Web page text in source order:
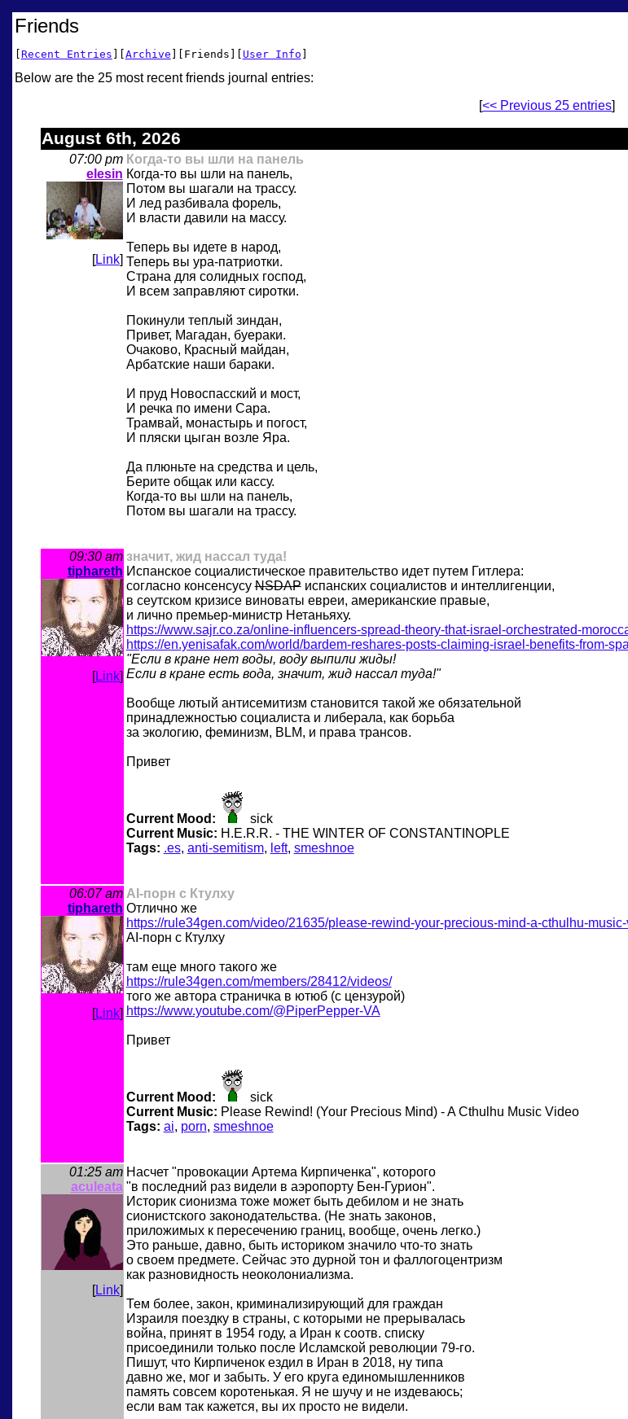
Friends
[Recent Entries ][Archive ][Friends][ User Info ]
Below are the 25 most recent friends journal entries:
[<< Previous 25 entries]
August 6th, 2026
07:00 pm
elesin
[Link]
Когда-то вы шли на панель
Когда-то вы шли на панель,
Потом вы шагали на трассу.
И лед разбивала форель,
И власти давили на массу.
Теперь вы идете в народ,
Теперь вы ура-патриотки.
Страна для солидных господ,
И всем заправляют сиротки.
Покинули теплый зиндан,
Привет, Магадан, буераки.
Очаково, Красный майдан,
Арбатские наши бараки.
И пруд Новоспасский и мост,
И речка по имени Сара.
Трамвай, монастырь и погост,
И пляски цыган возле Яра.
Да плюньте на средства и цель,
Берите общак или кассу.
Когда-то вы шли на панель,
Потом вы шагали на трассу.
09:30 am
tiphareth
[Link]
значит, жид нассал туда!
Испанское социалистическое правительство идeт путем Гитлера:
согласно консенсусуNSDAPиспанских социалистов и интеллигенции,
в сеутском кризисе виноваты евреи, американские правые,
и лично премьер-министр Нетаньяху.
https://www.sajr.co.za/online-influencers-spread-theory-that-israel-orchestrated-
https://en.yenisafak.com/world/bardem-reshares-posts-claiming-israel-benefits-from-
"Если в кране нет воды, воду выпили жиды!
Если в кране есть вода, значит, жид нассал туда!"
Вообще лютый антисемитизм становится такой же обязательной
принадлежностью социалиста и либерала, как борьба
за экологию, феминизм, BLM, и права трансов.
Привет
Current Mood:
sick
Current Music: H.E.R.R. - THE WINTER OF CONSTANTINOPLE
Tags: .es, anti-semitism, left, smeshnoe
06:07 am
tiphareth
[Link]
AI-порн с Ктулху
Отлично же
https://rule34gen.com/video/21635/please-rewind-your-precious-mind-a-cthulhu-mu
AI-порн с Ктулху
там еще много такого же
https://rule34gen.com/members/28412/videos/
того же автора страничка в ютюб (с цензурой)
https://www.youtube.com/@PiperPepper-VA
Привет
Current Mood:
sick
Current Music: Please Rewind! (Your Precious Mind) - A Cthulhu Music Video
Tags: ai, porn, smeshnoe
01:25 am
aculeata
[Link]
Насчет "провокации Артема Кирпиченка", которого
"в последний раз видели в аэропорту Бен-Гурион".
Историк сионизма тоже может быть дебилом и не знать
сионистского законодательства. (Не знать законов,
приложимых к пересечению границ, вообще, очень легко.)
Это раньше, давно, быть историком значило что-то знать
о своем предмете. Сейчас это дурной тон и фаллогоцентризм
как разновидность неоколониализма.
Тем более, закон, криминализирующий для граждан
Израиля поездку в страны, с которыми не прерывалась
война, принят в 1954 году, а Иран к соотв. списку
присоединили только после Исламской революции 79-го.
Пишут, что Кирпиченок ездил в Иран в 2018, ну типа
давно же, мог и забыть. У его круга единомышленников
память совсем коротенькая. Я не шучу и не издеваюсь;
если вам так кажется, вы их просто не видели.